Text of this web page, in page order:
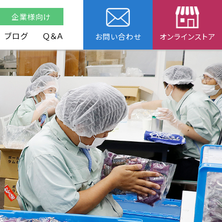
企業様向け
ブログ Ｑ＆Ａ お問い合わせ オンラインストア